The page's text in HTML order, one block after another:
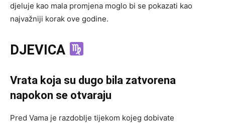
djeluje kao mala promjena moglo bi se pokazati kao
najvažniji korak ove godine.
DJEVICA
Vrata koja su dugo bila zatvorena
napokon se otvaraju
Pred Vama je razdoblje tijekom kojeg dobivate